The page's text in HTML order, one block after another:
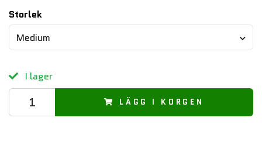
Storlek
Medium
I lager
LÄGG I KORGEN